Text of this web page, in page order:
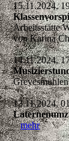
15.11.2024,
Arbeitsstätte
von Karina
14.11.2024,
13.11.2024,
mehr